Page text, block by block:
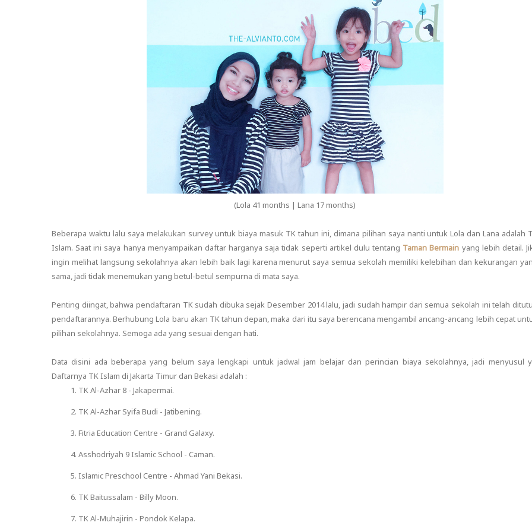
(Lola 41 months | Lana 17 months)
Beberapa waktu lalu saya melakukan survey untuk biaya masuk TK tahun ini, dimana pilihan saya nanti untuk Lola dan Lana adalah
Islam. Saat ini saya hanya menyampaikan daftar harganya saja tidak seperti artikel dulu tentang Taman Bermain yang lebih detail.
ingin melihat langsung sekolahnya akan lebih baik lagi karena menurut saya semua sekolah memiliki kelebihan dan kekurangan
sama, jadi tidak menemukan yang betul-betul sempurna di mata saya.
Penting diingat, bahwa pendaftaran TK sudah dibuka sejak Desember 2014 lalu, jadi sudah hampir dari semua sekolah ini telah
pendaftarannya. Berhubung Lola baru akan TK tahun depan, maka dari itu saya berencana mengambil ancang-ancang lebih cepat
pilihan sekolahnya. Semoga ada yang sesuai dengan hati.
Data disini ada beberapa yang belum saya lengkapi untuk jadwal jam belajar dan perincian biaya sekolahnya, jadi menyusul
Daftarnya TK Islam di Jakarta Timur dan Bekasi adalah :
TK Al-Azhar 8 - Jakapermai.
TK Al-Azhar Syifa Budi - Jatibening.
Fitria Education Centre - Grand Galaxy.
Asshodriyah 9 Islamic School - Caman.
Islamic Preschool Centre - Ahmad Yani Bekasi.
TK Baitussalam - Billy Moon.
TK Al-Muhajirin - Pondok Kelapa.